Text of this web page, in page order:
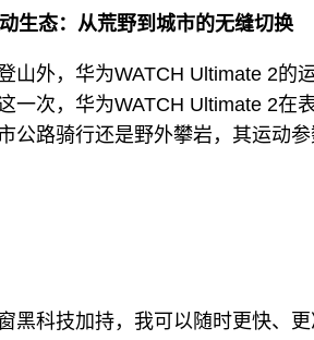
生态：从荒野到城市的无缝切换
山外，华为WATCH Ultimate 2的
一次，华为WATCH Ultimate 2在
公路骑行还是野外攀岩，其运动参
黑科技加持，我可以随时更快、